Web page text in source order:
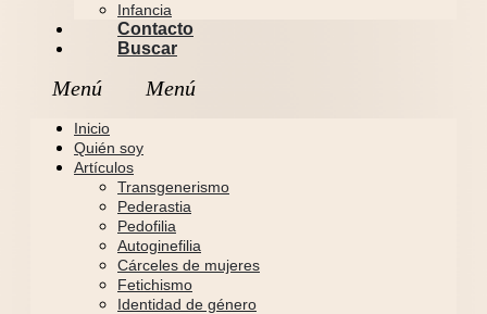
Infancia
Contacto
Buscar
Inicio
Quién soy
Artículos
Transgenerismo
Pederastia
Pedofilia
Autoginefilia
Cárceles de mujeres
Fetichismo
Identidad de género